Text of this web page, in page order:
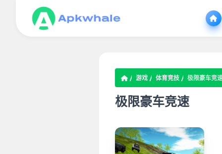
游戏 体育竞技 极限豪车竞
极限豪车竞速